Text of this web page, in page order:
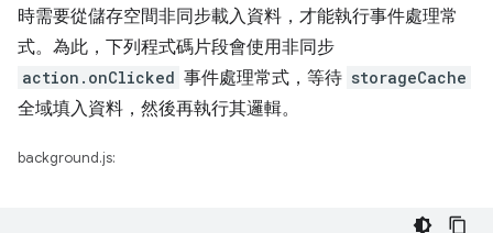
時需要從儲存空間非同步載入資料，才能執行事件處理常
式。為此，下列程式碼片段會使用非同步
action.onClicked 事件處理常式，等待 storageCache
全域填入資料，然後再執行其邏輯。
background.js: